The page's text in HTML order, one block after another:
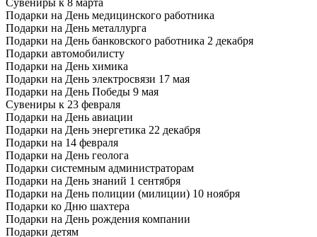
Сувениры к 8 марта
Подарки на День медицинского работника
Подарки на День металлурга
Подарки на День банковского работника 2 декабря
Подарки автомобилисту
Подарки на День химика
Подарки на День электросвязи 17 мая
Подарки на День Победы 9 мая
Сувениры к 23 февраля
Подарки на День авиации
Подарки на День энергетика 22 декабря
Подарки на 14 февраля
Подарки на День геолога
Подарки системным администраторам
Подарки на День знаний 1 сентября
Подарки на День полиции (милиции) 10 ноября
Подарки ко Дню шахтера
Подарки на День рождения компании
Подарки детям